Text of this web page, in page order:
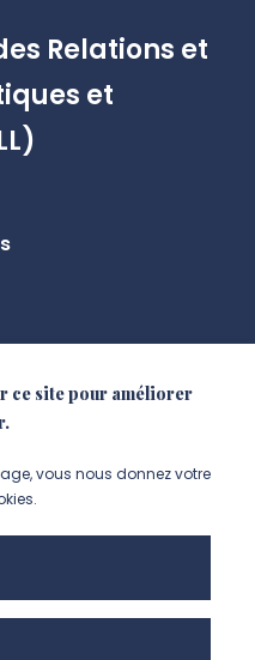
Relations et
et
ce site pour améliorer
vous nous donnez votre